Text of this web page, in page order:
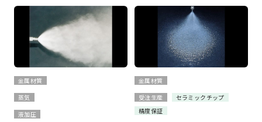
金属材質
蒸気
液加圧
金属材質
受注生産
セラミックチップ
精度保証